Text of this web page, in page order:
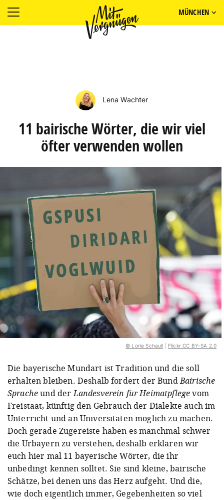
MÜNCHEN
Lena Wachter
11 bairische Wörter, die wir viel
öfter verwenden wollen
© Lorie Schaull Flickr CC BY-SA 2.0
Die bayerische Mundart ist Tradition und die soll
erhalten bleiben. Deshalb fordert der BundBairische
Spracheund derLandesverein für Heimatpflegevom
Freistaat, künftig den Gebrauch der Dialekte auch im
Unterricht und an Universitäten möglich zu machen.
Doch gerade Zugereiste haben es manchmal schwer
die Urbayern zu verstehen, deshalb erklären wir
euch hier mal 11 bayerische Wörter, die ihr
unbedingt kennen solltet. Sie sind kleine, bairische
Schätze, bei denen uns das Herz aufgeht. Und die,
wie doch eigentlich immer, Gegebenheiten so viel